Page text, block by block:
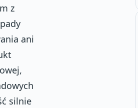
z
ani
silnie